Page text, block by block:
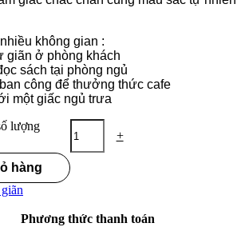
không gian :
giãn ở phòng khách
sách tại phòng ngủ
công để thưởng thức cafe
một giấc ngủ trưa
lượng
+
hàng
Phương thức thanh toán